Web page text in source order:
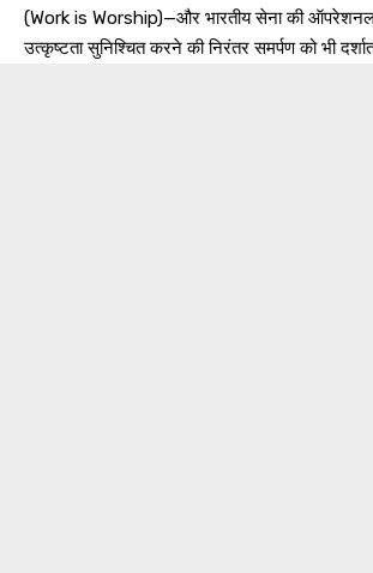
(Work is Worship)—और भारतीय सेना की
उत्कृष्टता सुनिश्चित करने की निरंतर समर्पण को भी